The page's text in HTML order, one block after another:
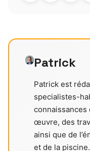
Patrick
Patrick est
specialistes-
connaissances
œuvre, des
ainsi que de
et de la